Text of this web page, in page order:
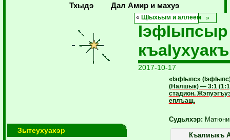
Тхыдэ
Дал Амир и махуэ
Зытеухуахэр
« ЩIыхьым и аллеем
IэфIыпсыр
2017-10-17
«IэфIыпс»
(Налшык) — 3:1
стадион.
еплъащ.
Къалмыкъ
Судьяхэр: